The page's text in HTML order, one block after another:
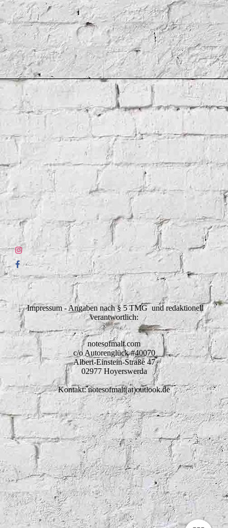
Impressum - Angaben nach § 5 TMG und redaktionell
verantwortlich:
notesofmalt.com
c/o Autorenglück #40070
Albert-Einstein-Straße 47
02977 Hoyerswerda
Kontakt: notesofmalt(at)outlook.de